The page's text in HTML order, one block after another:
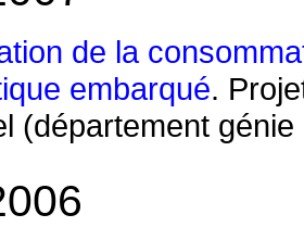
de la
embarqué.
(département